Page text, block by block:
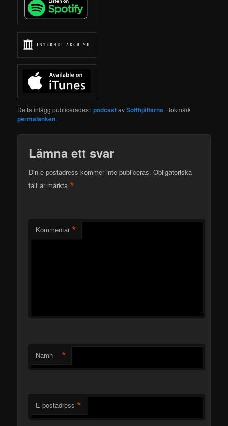
Detta inlägg publicerades ipodcastavSoffhjältarna. Bokmärk
permalänken.
Lämna ett svar
Din e-postadress kommer inte publiceras. Obligatoriska
fält är märkta*
Kommentar *
Namn *
E-postadress *